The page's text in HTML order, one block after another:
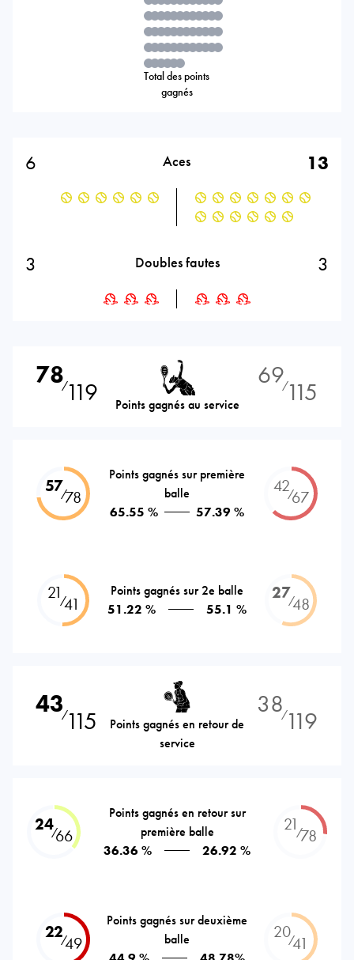
Total des points
gagnés
6 Aces 13
3 Doubles fautes 3
78⁄119 Points gagnés au service
69⁄115
57⁄78
Points gagnés sur première
balle
65.55 %
57.39 %
42⁄67
21⁄41
Points gagnés sur 2e balle
51.22 %
55.1 %
27⁄48
43⁄115
Points gagnés en retour de
service
38⁄119
24⁄66
Points gagnés en retour sur
première balle
36.36 %
26.92 %
21⁄78
22⁄49
Points gagnés sur deuxième
balle
20⁄41